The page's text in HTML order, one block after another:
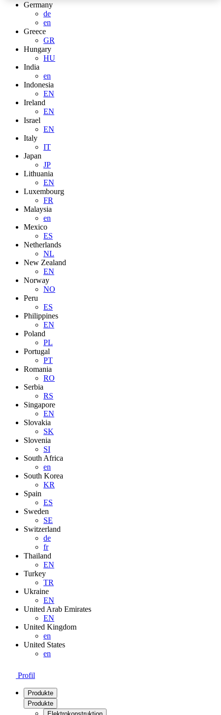
Germany
de
en
Greece
GR
Hungary
HU
India
en
Indonesia
EN
Ireland
EN
Israel
EN
Italy
IT
Japan
JP
Lithuania
EN
Luxembourg
FR
Malaysia
en
Mexico
ES
Netherlands
NL
New Zealand
EN
Norway
NO
Peru
ES
Philippines
EN
Poland
PL
Portugal
PT
Romania
RO
Serbia
RS
Singapore
EN
Slovakia
SK
Slovenia
SI
South Africa
en
South Korea
KR
Spain
ES
Sweden
SE
Switzerland
de
fr
Thailand
EN
Turkey
TR
Ukraine
EN
United Arab Emirates
EN
United Kingdom
en
United States
en
Profil
Produkte
Produkte